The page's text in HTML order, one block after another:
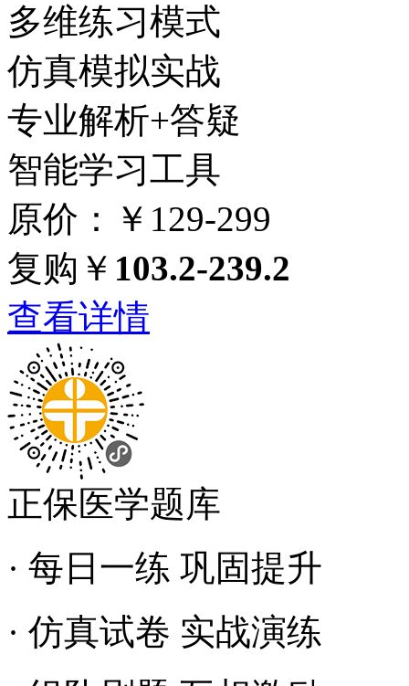
多维练习模式
仿真模拟实战
专业解析+答疑
智能学习工具
原价：￥129-299
复购￥ 103.2-239.2
查看详情
正保医学题库
· 每日一练 巩固提升
· 仿真试卷 实战演练